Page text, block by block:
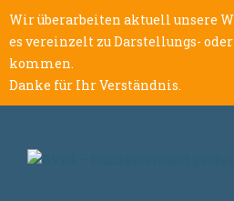
Wir überarbeiten aktuell unsere
es vereinzelt zu Darstellungs-
kommen.
Danke für Ihr Verständnis.